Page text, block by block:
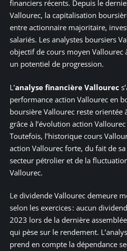
financiers récents. Depuis le
Vallourec, la capitalisation
entre actionnaire majoritaire,
salariés. Les analystes boursiers
objectif de cours moyen Vallourec
un potentiel de progression.
L’analyse financière Vallourec
performance action Vallourec en
boursière Vallourec reste orientée
grâce à l’évolution action
Toutefois, l’historique cours
action Vallourec forte, du fait de
secteur pétrolier et de la
Vallourec.
Le dividende Vallourec demeure
selon les exercices : aucun
2023 lors de la dernière
qui pèse sur le rendement.
prend en compte la dépendance